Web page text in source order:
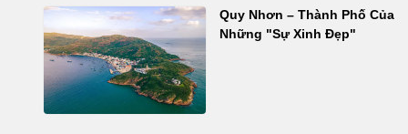
Quy Nhơn – Thành Phố Của
Những "Sự Xinh Đẹp"